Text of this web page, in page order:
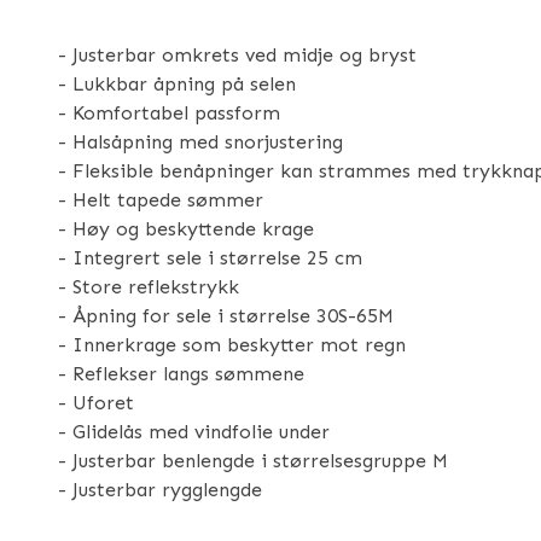
- Justerbar omkrets ved midje og bryst
- Lukkbar åpning på selen
- Komfortabel passform
- Halsåpning med snorjustering
- Fleksible benåpninger kan strammes med
- Helt tapede sømmer
- Høy og beskyttende krage
- Integrert sele i størrelse 25 cm
- Store reflekstrykk
- Åpning for sele i størrelse 30S-65M
- Innerkrage som beskytter mot regn
- Reflekser langs sømmene
- Uforet
- Glidelås med vindfolie under
- Justerbar benlengde i størrelsesgruppe M
- Justerbar rygglengde